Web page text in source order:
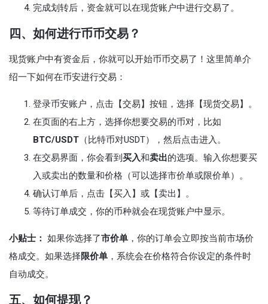
完成划转后，资金就可以在现货账户中进行交易了。
四、如何进行币币交易？
现货账户中有资金后，你就可以开始币币交易了！这里简单介
绍一下如何在币安进行交易：
登录币安账户，点击【交易】按钮，选择【现货交易】。
在页面的右上方，选择你想要交易的币对，比如
BTC/USDT （比特币对USDT），然后点击进入。
在交易界面，你会看到 买入和卖出的选项。输入你想要买
入或卖出的数量和价格（可以选择市价单或限价单）。
确认订单后，点击【买入】或【卖出】。
等待订单成交，你的币种就会在现货账户中显示。
小贴士： 如果你选择了市价单 ，你的订单会立即按当前市场价
格成交。如果选择限价单 ，系统会在价格符合你设定的条件时
自动成交。
五、如何提现？